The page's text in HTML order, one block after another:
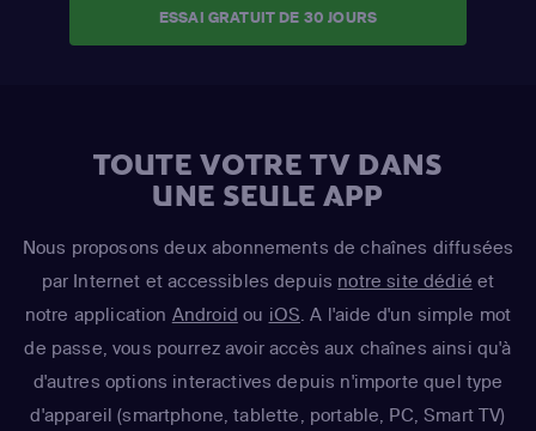
ESSAI GRATUIT DE 30 JOURS
TOUTE VOTRE TV DANS
UNE SEULE APP
Nous proposons deux abonnements de chaînes diffusées
par Internet et accessibles depuis notre site dédié et
notre application Android ou iOS . A l'aide d'un simple mot
de passe, vous pourrez avoir accès aux chaînes ainsi qu'à
d'autres options interactives depuis n'importe quel type
d'appareil (smartphone, tablette, portable, PC, Smart TV)